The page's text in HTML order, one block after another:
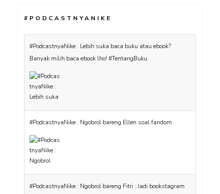
#PODCASTNYANIKE
#PodcastnyaNike : Lebih suka baca buku atau ebook?
Banyak milih baca ebook lho! #TentangBuku
#PodcastnyaNike : Ngobrol bareng Ellen soal fandom
#PodcastnyaNike : Ngobrol bareng Fitri : Jadi bookstagram